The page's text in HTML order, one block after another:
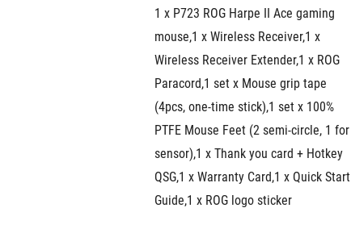
1 x P723 ROG Harpe II Ace gaming
mouse,1 x Wireless Receiver,1 x
Wireless Receiver Extender,1 x ROG
Paracord,1 set x Mouse grip tape
(4pcs, one-time stick),1 set x 100%
PTFE Mouse Feet (2 semi-circle, 1 for
sensor),1 x Thank you card + Hotkey
QSG,1 x Warranty Card,1 x Quick Start
Guide,1 x ROG logo sticker